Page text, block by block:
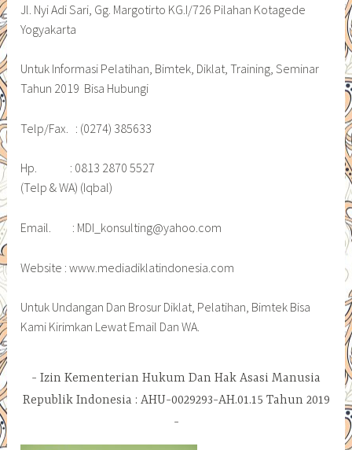
Jl. Nyi Adi Sari, Gg. Margotirto KG.I/726 Pilahan Kotagede
Yogyakarta
Untuk Informasi Pelatihan, Bimtek, Diklat, Training, Seminar
Tahun 2019 Bisa Hubungi
Telp/Fax. : (0274) 385633
Hp. : 0813 2870 5527
(Telp & WA) (Iqbal)
Email. : MDI_konsulting@yahoo.com
Website : www.mediadiklatindonesia.com
Untuk Undangan Dan Brosur Diklat, Pelatihan, Bimtek Bisa
Kami Kirimkan Lewat Email Dan WA.
Izin Kementerian Hukum Dan Hak Asasi Manusia
Republik Indonesia : AHU-0029293-AH.01.15 Tahun 2019